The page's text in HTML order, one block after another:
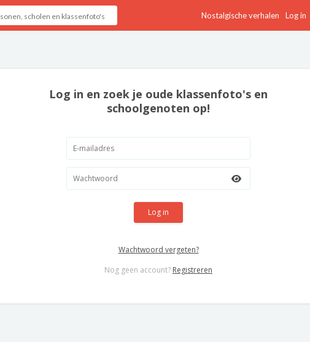
Nostalgische verhalen Log in
Log in en zoek je oude klassenfoto's en
schoolgenoten op!
Log in
Wachtwoord vergeten?
Nog geen account? Registreren